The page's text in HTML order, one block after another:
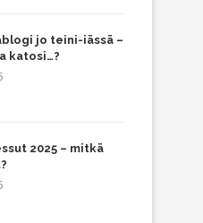
jo teini-iässä –
katosi…?
2025 – mitkä